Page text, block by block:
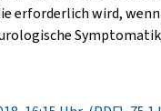
erforderlich wird,